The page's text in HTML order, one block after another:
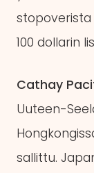
100 dollarin
Cathay
Uuteen-
sallittu.